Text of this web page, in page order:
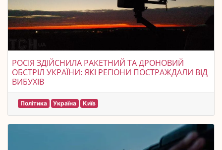
РОСІЯ ЗДІЙСНИЛА РАКЕТНИЙ ТА ДРОНОВИЙ
ОБСТРІЛ УКРАЇНИ: ЯКІ РЕГІОНИ ПОСТРАЖДАЛИ ВІД
ВИБУХІВ
Політика Україна Київ